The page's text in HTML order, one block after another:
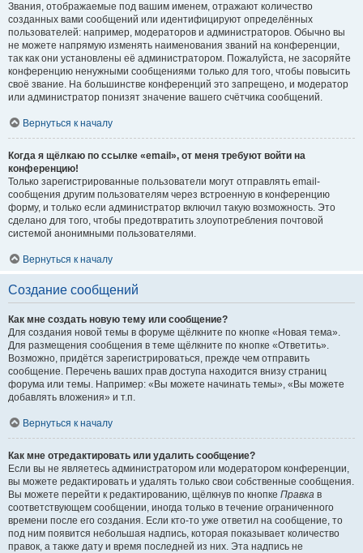
Звания, отображаемые под вашим именем, отражают количество
созданных вами сообщений или идентифицируют определённых
пользователей: например, модераторов и администраторов. Обычно вы
не можете напрямую изменять наименования званий на конференции,
так как они установлены её администратором. Пожалуйста, не засоряйте
конференцию ненужными сообщениями только для того, чтобы повысить
своё звание. На большинстве конференций это запрещено, и модератор
или администратор понизят значение вашего счётчика сообщений.
Вернуться к началу
Когда я щёлкаю по ссылке «email», от меня требуют войти на
конференцию!
Только зарегистрированные пользователи могут отправлять email-
сообщения другим пользователям через встроенную в конференцию
форму, и только если администратор включил такую возможность. Это
сделано для того, чтобы предотвратить злоупотребления почтовой
системой анонимными пользователями.
Вернуться к началу
Создание сообщений
Как мне создать новую тему или сообщение?
Для создания новой темы в форуме щёлкните по кнопке «Новая тема».
Для размещения сообщения в теме щёлкните по кнопке «Ответить».
Возможно, придётся зарегистрироваться, прежде чем отправить
сообщение. Перечень ваших прав доступа находится внизу страниц
форума или темы. Например: «Вы можете начинать темы», «Вы можете
добавлять вложения» и т.п.
Вернуться к началу
Как мне отредактировать или удалить сообщение?
Если вы не являетесь администратором или модератором конференции,
вы можете редактировать и удалять только свои собственные сообщения.
Вы можете перейти к редактированию, щёлкнув по кнопке Правка в
соответствующем сообщении, иногда только в течение ограниченного
времени после его создания. Если кто-то уже ответил на сообщение, то
под ним появится небольшая надпись, которая показывает количество
правок, а также дату и время последней из них. Эта надпись не